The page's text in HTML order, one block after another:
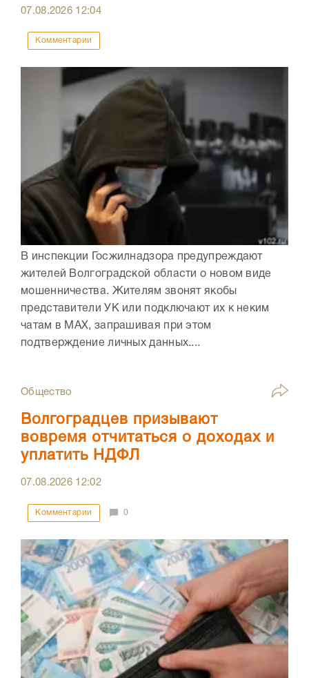
07.08.2026 12:04
Комментарии
В инспекции Госжилнадзора предупреждают
жителей Волгоградской области о новом виде
мошенничества. Жителям звонят якобы
представители УК или подключают их к неким
чатам в МАХ, запрашивая при этом
подтверждение личных данных....
Общество
Волгоградцев призывают
вовремя отчитаться о доходах и
уплатить НДФЛ
07.08.2026 12:02
Комментарии 0